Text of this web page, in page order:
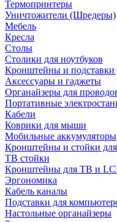
Термопринтеры
Уничтожители (Шредеры)
Мебель
Кресла
Столы
Столики для ноутбуков
Кронштейны и подставки
Аксессуары и гаджеты
Органайзеры для
Портативные
Кабели
Коврики для мыши
Мобильные аккумуляторы
Кронштейны и стойки
ТВ стойки
Кронштейны для ТВ и
Эргономика
Кабель каналы
Подставки для
Настольные органайзеры